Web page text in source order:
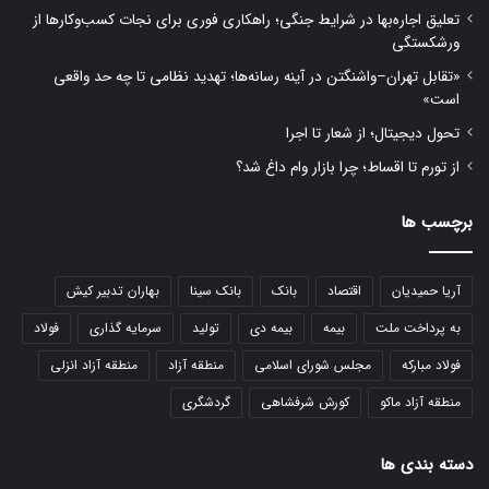
تعلیق اجاره‌بها در شرایط جنگی؛ راهکاری فوری برای نجات کسب‌وکارها از
ورشکستگی
«تقابل تهران–واشنگتن در آینه رسانه‌ها؛ تهدید نظامی تا چه حد واقعی
است»
تحول دیجیتال؛ از شعار تا اجرا
از تورم تا اقساط؛ چرا بازار وام داغ شد؟
برچسب ها
آریا حمیدیان اقتصاد بانک بانک سینا
بهاران تدبیر کیش
به پرداخت ملت
بیمه بیمه دی تولید سرمایه گذاری
فولاد
فولاد مبارکه
مجلس شورای اسلامی منطقه آزاد
منطقه آزاد انزلی
منطقه آزاد ماکو
کورش شرفشاهی گردشگری
دسته بندی ها